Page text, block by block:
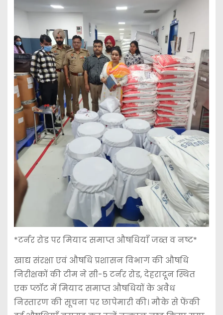
*टर्नर रोड पर मियाद समाप्त औषधियाँ जब्त व नष्ट*
खाद्य संरक्षा एवं औषधि प्रशासन विभाग की औषधि
निरीक्षकों की टीम ने सी-5 टर्नर रोड, देहरादून स्थित
एक प्लॉट में मियाद समाप्त औषधियों के अवैध
निस्तारण की सूचना पर छापेमारी की। मौके से फेंकी